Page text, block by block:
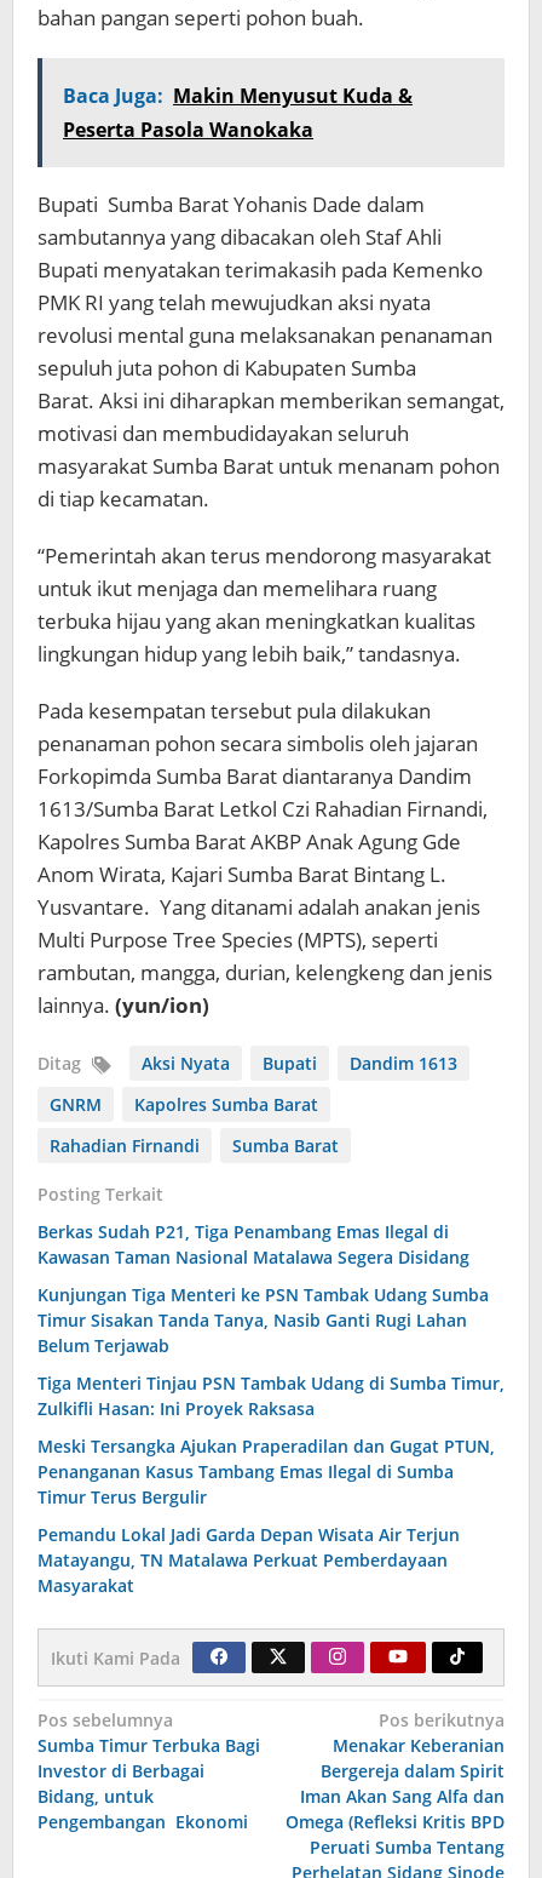
bahan pangan seperti pohon buah.
Baca Juga: Makin Menyusut Kuda &
Peserta Pasola Wanokaka
Bupati Sumba Barat Yohanis Dade dalam
sambutannya yang dibacakan oleh Staf Ahli
Bupati menyatakan terimakasih pada Kemenko
PMK RI yang telah mewujudkan aksi nyata
revolusi mental guna melaksanakan penanaman
sepuluh juta pohon di Kabupaten Sumba
Barat. Aksi ini diharapkan memberikan semangat,
motivasi dan membudidayakan seluruh
masyarakat Sumba Barat untuk menanam pohon
di tiap kecamatan.
“Pemerintah akan terus mendorong masyarakat
untuk ikut menjaga dan memelihara ruang
terbuka hijau yang akan meningkatkan kualitas
lingkungan hidup yang lebih baik,” tandasnya.
Pada kesempatan tersebut pula dilakukan
penanaman pohon secara simbolis oleh jajaran
Forkopimda Sumba Barat diantaranya Dandim
1613/Sumba Barat Letkol Czi Rahadian Firnandi,
Kapolres Sumba Barat AKBP Anak Agung Gde
Anom Wirata, Kajari Sumba Barat Bintang L.
Yusvantare. Yang ditanami adalah anakan jenis
Multi Purpose Tree Species (MPTS), seperti
rambutan, mangga, durian, kelengkeng dan jenis
lainnya. (yun/ion)
Ditag Aksi Nyata Bupati
Dandim 1613
GNRM
Kapolres Sumba Barat
Rahadian Firnandi
Sumba Barat
Posting Terkait
Berkas Sudah P21, Tiga Penambang Emas Ilegal di
Kawasan Taman Nasional Matalawa Segera Disidang
Kunjungan Tiga Menteri ke PSN Tambak Udang Sumba
Timur Sisakan Tanda Tanya, Nasib Ganti Rugi Lahan
Belum Terjawab
Tiga Menteri Tinjau PSN Tambak Udang di Sumba Timur,
Zulkifli Hasan: Ini Proyek Raksasa
Meski Tersangka Ajukan Praperadilan dan Gugat PTUN,
Penanganan Kasus Tambang Emas Ilegal di Sumba
Timur Terus Bergulir
Pemandu Lokal Jadi Garda Depan Wisata Air Terjun
Matayangu, TN Matalawa Perkuat Pemberdayaan
Masyarakat
Ikuti Kami Pada
Navigasi
pos
Pos sebelumnya
Sumba Timur Terbuka Bagi
Investor di Berbagai
Bidang, untuk
Pengembangan Ekonomi
Pos berikutnya
Menakar Keberanian
Bergereja dalam Spirit
Iman Akan Sang Alfa dan
Omega (Refleksi Kritis BPD
Peruati Sumba Tentang
Perhelatan Sidang Sinode